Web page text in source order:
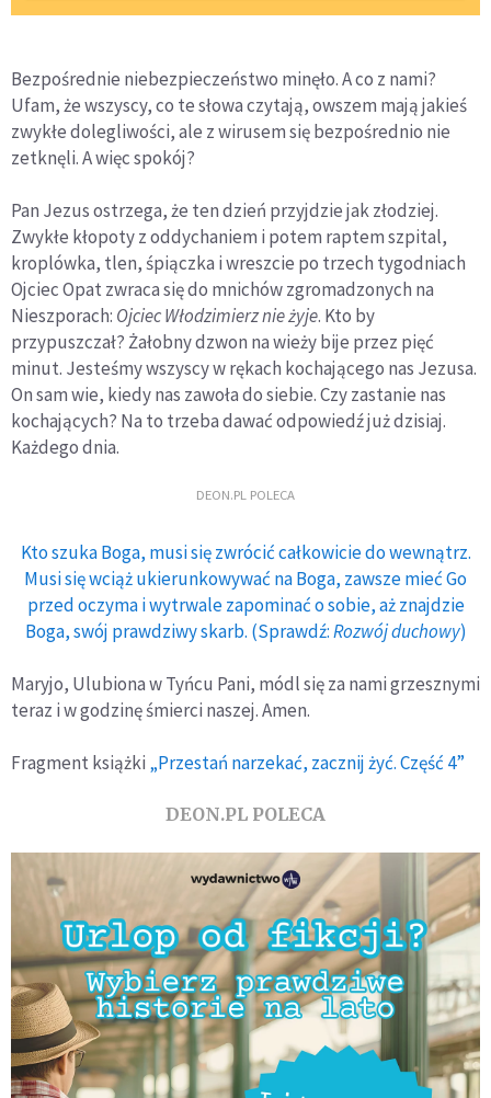
Bezpośrednie niebezpieczeństwo minęło. A co z nami?
Ufam, że wszyscy, co te słowa czytają, owszem mają jakieś
zwykłe dolegliwości, ale z wirusem się bezpośrednio nie
zetknęli. A więc spokój?
Pan Jezus ostrzega, że ten dzień przyjdzie jak złodziej.
Zwykłe kłopoty z oddychaniem i potem raptem szpital,
kroplówka, tlen, śpiączka i wreszcie po trzech tygodniach
Ojciec Opat zwraca się do mnichów zgromadzonych na
Nieszporach: Ojciec Włodzimierz nie żyje. Kto by
przypuszczał? Żałobny dzwon na wieży bije przez pięć
minut. Jesteśmy wszyscy w rękach kochającego nas Jezusa.
On sam wie, kiedy nas zawoła do siebie. Czy zastanie nas
kochających? Na to trzeba dawać odpowiedź już dzisiaj.
Każdego dnia.
DEON.PL POLECA
Kto szuka Boga, musi się zwrócić całkowicie do wewnątrz.
Musi się wciąż ukierunkowywać na Boga, zawsze mieć Go
przed oczyma i wytrwale zapominać o sobie, aż znajdzie
Boga, swój prawdziwy skarb. (Sprawdź:Rozwój duchowy)
Maryjo, Ulubiona w Tyńcu Pani, módl się za nami grzesznymi
teraz i w godzinę śmierci naszej. Amen.
Fragment książki „Przestań narzekać, zacznij żyć. Część 4”
DEON.PL POLECA